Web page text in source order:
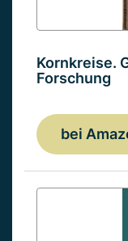
Kornkreise.
Forschung
bei